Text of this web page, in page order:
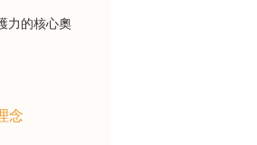
力的核心奧
念